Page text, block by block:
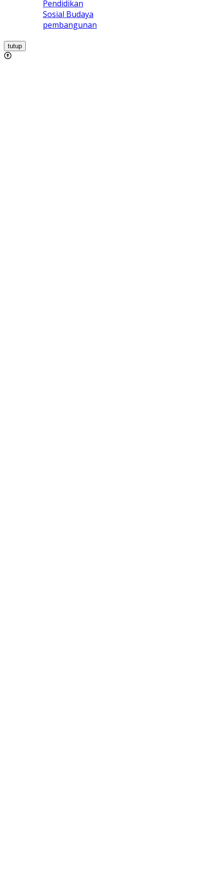
Pendidikan
Sosial Budaya
pembangunan
tutup